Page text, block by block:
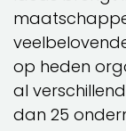
op heden
al
dan 25